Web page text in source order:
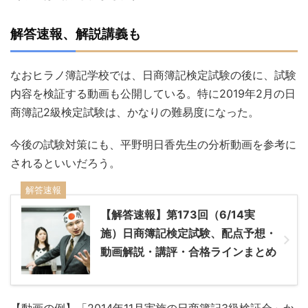
解答速報、解説講義も
なおヒラノ簿記学校では、日商簿記検定試験の後に、試験
内容を検証する動画も公開している。特に2019年2月の日
商簿記2級検定試験は、かなりの難易度になった。
今後の試験対策にも、平野明日香先生の分析動画を参考に
されるといいだろう。
【解答速報】第173回（6/14実
施）日商簿記検定試験、配点予想・
動画解説・講評・合格ラインまとめ
解答速報